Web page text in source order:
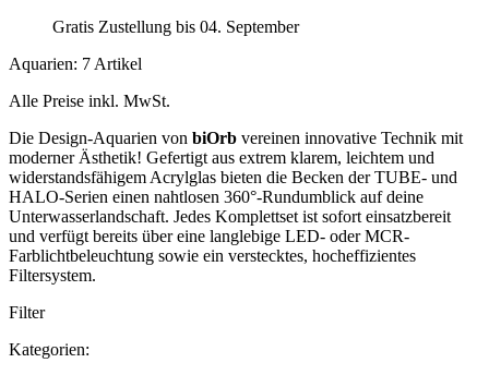
Gratis Zustellung bis 04. September
Aquarien: 7 Artikel
Alle Preise inkl. MwSt.
Die Design-Aquarien von biOrb vereinen innovative Technik mit
moderner Ästhetik! Gefertigt aus extrem klarem, leichtem und
widerstandsfähigem Acrylglas bieten die Becken der TUBE- und
HALO-Serien einen nahtlosen 360°-Rundumblick auf deine
Unterwasserlandschaft. Jedes Komplettset ist sofort einsatzbereit
und verfügt bereits über eine langlebige LED- oder MCR-
Farblichtbeleuchtung sowie ein verstecktes, hocheffizientes
Filtersystem.
Filter
Kategorien: